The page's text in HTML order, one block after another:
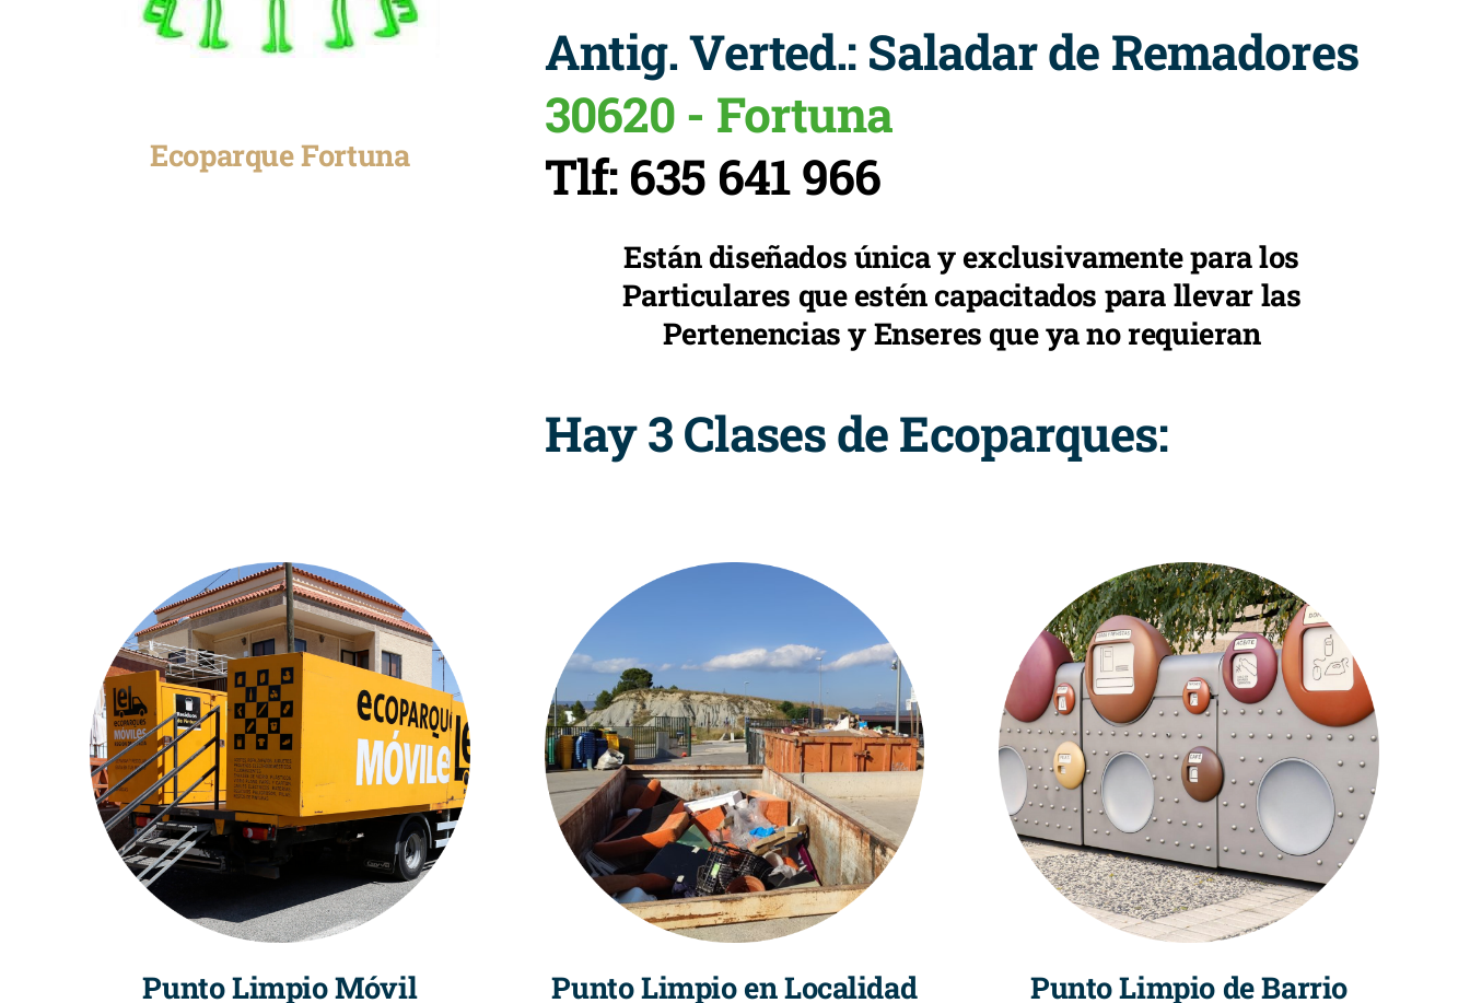
Ecoparque Fortuna
Antig. Verted.: Saladar de Remadores
30620 - Fortuna
Tlf: 635 641 966
Están diseñados única y exclusivamente para los
Particulares que estén capacitados para llevar las
Pertenencias y Enseres que ya no requieran
Hay 3 Clases de Ecoparques:
Punto Limpio Móvil Punto Limpio en Localidad Punto Limpio de Barrio